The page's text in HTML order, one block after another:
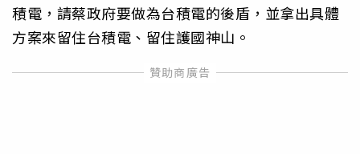
積電，請蔡政府要做為台積電的後盾，並拿出具體
方案來留住台積電、留住護國神山。